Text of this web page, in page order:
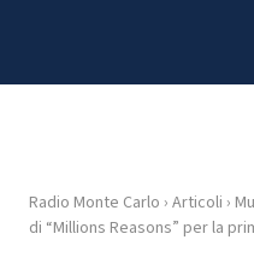
HOME
Radio Monte Carlo › Articoli ›
di “Millions Reasons” per la